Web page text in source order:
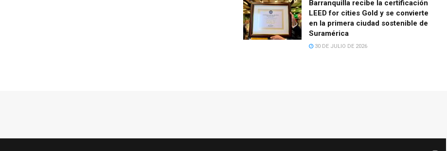
Barranquilla recibe la certificación
LEED for cities Gold y se convierte
en la primera ciudad sostenible de
Suramérica
30 DE JULIO DE 2026